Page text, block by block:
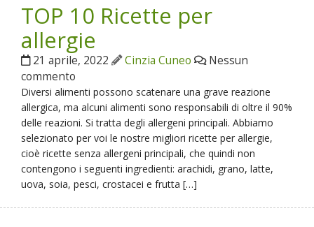
TOP 10 Ricette per
allergie
21 aprile, 2022 Cinzia Cuneo
Nessun
commento
Diversi alimenti possono scatenare una grave reazione
allergica, ma alcuni alimenti sono responsabili di oltre il 90%
delle reazioni. Si tratta degli allergeni principali. Abbiamo
selezionato per voi le nostre migliori ricette per allergie,
cioè ricette senza allergeni principali, che quindi non
contengono i seguenti ingredienti: arachidi, grano, latte,
uova, soia, pesci, crostacei e frutta […]